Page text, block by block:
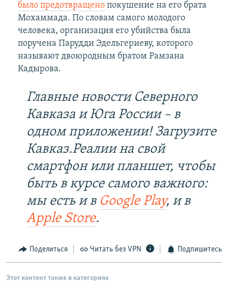
было предотвращенопокушение на его брата
Мохаммада. По словам самого молодого
человека, организация его убийства была
поручена Парудди Эдельгериеву, которого
называют двоюродным братом Рамзана
Кадырова.
Главные новости Северного
Кавказа и Юга России – в
одном приложении! Загрузите
Кавказ.Реалии на свой
смартфон или планшет, чтобы
быть в курсе самого важного:
мы есть и в Google Play, и в
Apple Store.
Поделиться Читать без VPN Подпишитесь
Этот контент также в категориях